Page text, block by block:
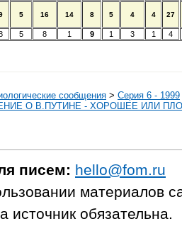
5 16 14 8 5 4 4 27
5 8 1 9 1 3 1 4
сообщения > Серия 6 - 1999
О В.ПУТИНЕ - ХОРОШЕЕ ИЛИ
писем: hello@fom.ru
материалов
источник обязательна.